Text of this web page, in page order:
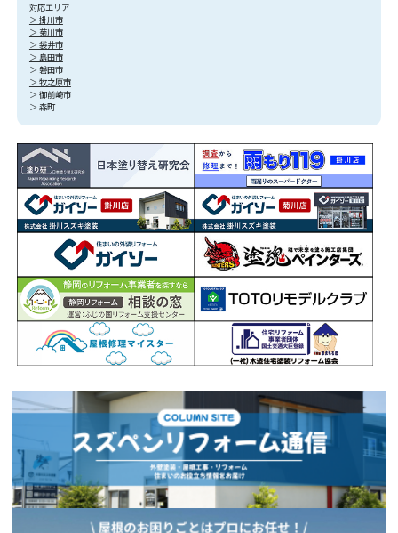
対応エリア
＞ 掛川市
＞ 菊川市
＞ 袋井市
＞ 島田市
＞ 磐田市
＞ 牧之原市
＞ 御前崎市
＞ 森町